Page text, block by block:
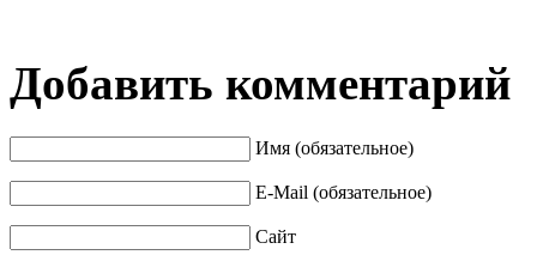
Добавить комментарий
Имя (обязательное)
E-Mail (обязательное)
Сайт